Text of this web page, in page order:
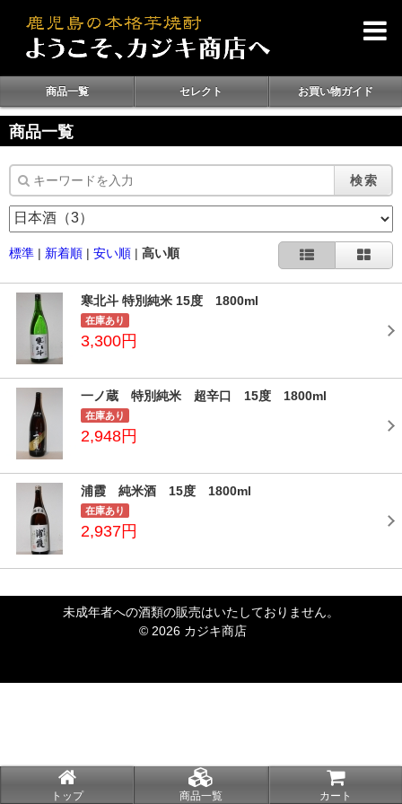
商品一覧 セレクト お買い物ガイド
商品一覧
検索
標準 | 新着順 | 安い順 | 高い順
寒北斗 特別純米 15度 1800ml
在庫あり
3,300円
一ノ蔵 特別純米 超辛口 15度 1800ml
在庫あり
2,948円
浦霞 純米酒 15度 1800ml
在庫あり
2,937円
未成年者への酒類の販売はいたしておりません。
© 2026 カジキ商店
トップ 商品一覧 カート